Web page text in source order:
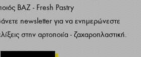
ΒΑΖ - Fresh Pastry
newsletter για να ενημερώνεστε
στην αρτοποιία - ζαχαροπλαστική.